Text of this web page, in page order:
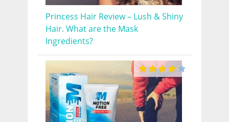
Princess Hair Review – Lush & Shiny
Hair. What are the Mask
Ingredients?